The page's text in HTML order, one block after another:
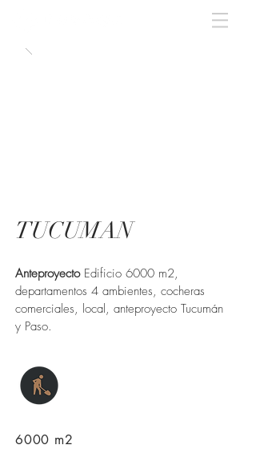
TUCUMAN
AnteproyectoEdificio 6000 m2,
departamentos 4 ambientes, cocheras
comerciales, local, anteproyecto Tucumán
y Paso.
6000 m2